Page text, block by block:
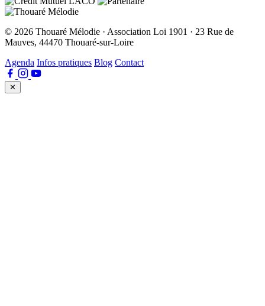
© 2026 Thouaré Mélodie · Association Loi 1901 · 23 Rue de
Mauves, 44470 Thouaré-sur-Loire
Agenda Infos pratiques Blog Contact
✕